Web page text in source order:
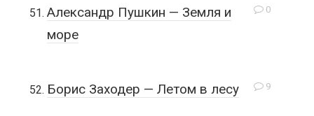
0
Александр Пушкин — Земля и
море
9
Борис Заходер — Летом в лесу